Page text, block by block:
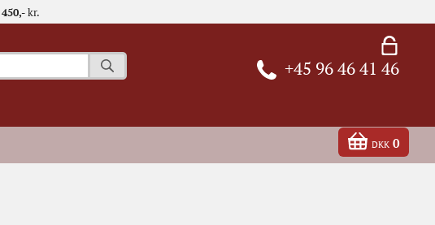
450,-kr.
DKK 0
+45 96 46 41 46